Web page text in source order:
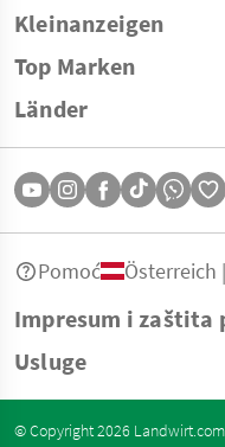
Kleinanzeigen
Top Marken
Länder
Impresum i zaštita
Usluge
Pomoć Österreich
© Copyright 2026